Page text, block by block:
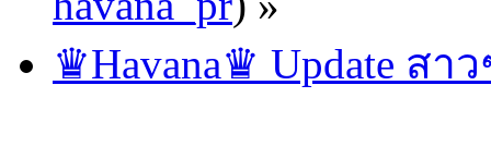
♛Havana♛ Update สา